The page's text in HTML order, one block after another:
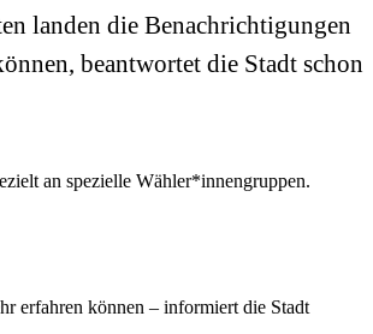
landen die Benachrichtigungen
beantwortet die Stadt schon
an spezielle Wähler*innengruppen.
erfahren können – informiert die Stadt